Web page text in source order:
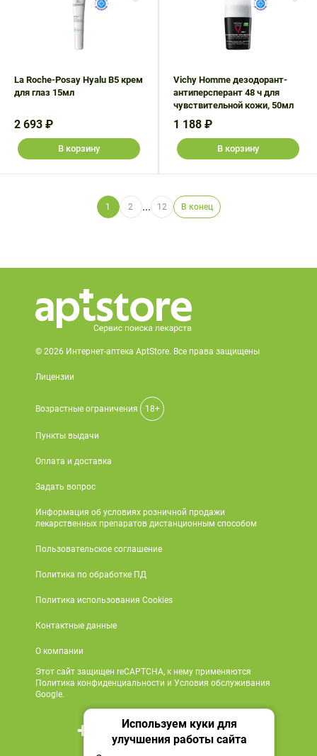
La Roche-Posay Hyalu В5 крем
для глаз 15мл
2 693 ₽
В корзину
Vichy Homme дезодорант-
антиперсперант 48 ч для
чувствительной кожи, 50мл
1 188 ₽
В корзину
1 2 ... 12 В конец
© 2026 Интернет-аптека AptStore. Все права защищены
Лицензии
Возрастные ограничения 18+
Пункты выдачи
Оплата и доставка
Задать вопрос
Информация об условиях розничной продажи
лекарственных препаратов дистанционным способом
Пользовательское соглашение
Политика по обработке ПД
Политика использования Cookies
Контактные данные
О компании
Этот сайт защищен reCAPTCHA, к нему применяются
Политика конфиденциальности и Условия обслуживания
Google.
+7 495 419 18 18
Используем куки для
улучшения работы сайта